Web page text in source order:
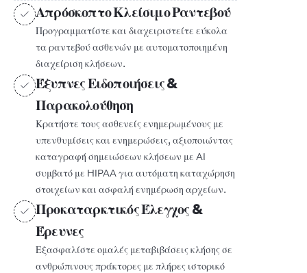
Απρόσκοπτο Κλείσιμο Ραντεβού
Προγραμματίστε και διαχειριστείτε εύκολα
τα ραντεβού ασθενών με αυτοματοποιημένη
διαχείριση κλήσεων.
Έξυπνες Ειδοποιήσεις &
Παρακολούθηση
Κρατήστε τους ασθενείς ενημερωμένους με
υπενθυμίσεις και ενημερώσεις, αξιοποιώντας
καταγραφή σημειώσεων κλήσεων με AI
συμβατό με HIPAA για αυτόματη καταχώρηση
στοιχείων και ασφαλή ενημέρωση αρχείων.
Προκαταρκτικός Έλεγχος &
Έρευνες
Εξασφαλίστε ομαλές μεταβιβάσεις κλήσης σε
ανθρώπινους πράκτορες με πλήρες ιστορικό